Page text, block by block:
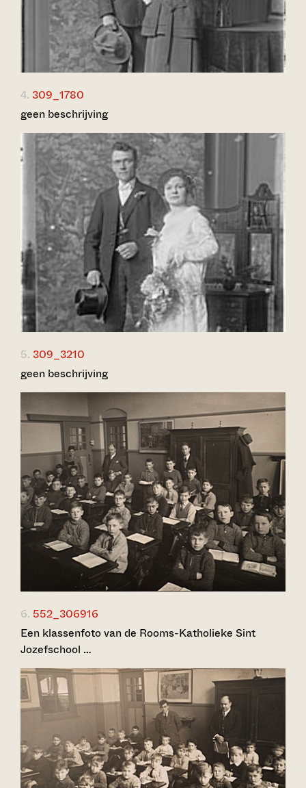
4. 309_1780
geen beschrijving
5. 309_3210
geen beschrijving
6. 552_306916
Een klassenfoto van de Rooms-Katholieke Sint
Jozefschool …